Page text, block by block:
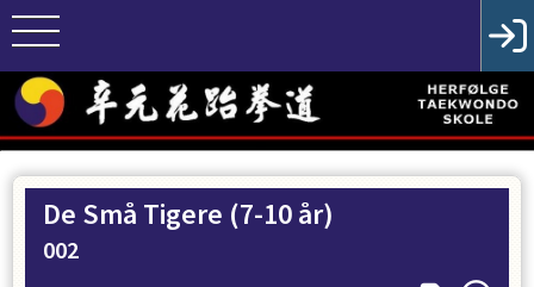
De Små Tigere (7-10 år)
002